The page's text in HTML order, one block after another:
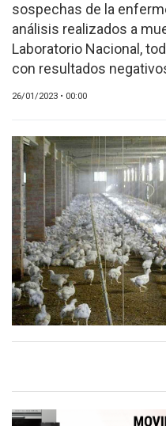
CAPACITACIONES
DIRECTORIO
CALENDARIO
PRODUCCIÓN
TECNOLOGÍA
POLLO
AVIGE
ARGENTINA
MERCADO
SERVICIOS
sospechas de la
análisis realizados a
Laboratorio Nacional,
con resultados
26/01/2023 • 00:00